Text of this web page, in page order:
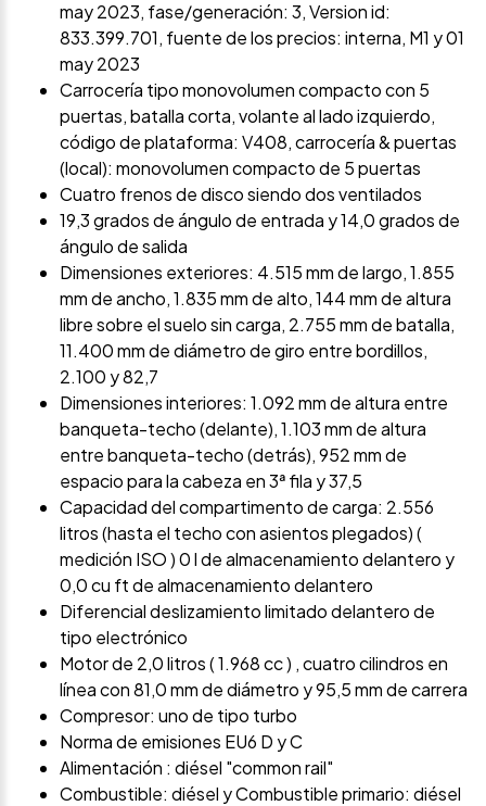
may 2023, fase/generación: 3, Version id:
833.399.701, fuente de los precios: interna, M1 y 01
may 2023
Carrocería tipo monovolumen compacto con 5
puertas, batalla corta, volante al lado izquierdo,
código de plataforma: V408, carrocería & puertas
(local): monovolumen compacto de 5 puertas
Cuatro frenos de disco siendo dos ventilados
19,3 grados de ángulo de entrada y 14,0 grados de
ángulo de salida
Dimensiones exteriores: 4.515 mm de largo, 1.855
mm de ancho, 1.835 mm de alto, 144 mm de altura
libre sobre el suelo sin carga, 2.755 mm de batalla,
11.400 mm de diámetro de giro entre bordillos,
2.100 y 82,7
Dimensiones interiores: 1.092 mm de altura entre
banqueta-techo (delante), 1.103 mm de altura
entre banqueta-techo (detrás), 952 mm de
espacio para la cabeza en 3ª fila y 37,5
Capacidad del compartimento de carga: 2.556
litros (hasta el techo con asientos plegados) (
medición ISO ) 0 l de almacenamiento delantero y
0,0 cu ft de almacenamiento delantero
Diferencial deslizamiento limitado delantero de
tipo electrónico
Motor de 2,0 litros ( 1.968 cc ) , cuatro cilindros en
línea con 81,0 mm de diámetro y 95,5 mm de carrera
Compresor: uno de tipo turbo
Norma de emisiones EU6 D y C
Alimentación : diésel "common rail"
Combustible: diésel y Combustible primario: diésel